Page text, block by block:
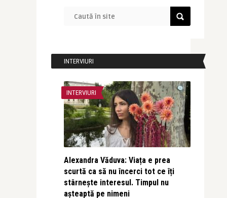
INTERVIURI
INTERVIURI
Alexandra Văduva: Viața e prea
scurtă ca să nu încerci tot ce îți
stârnește interesul. Timpul nu
așteaptă pe nimeni